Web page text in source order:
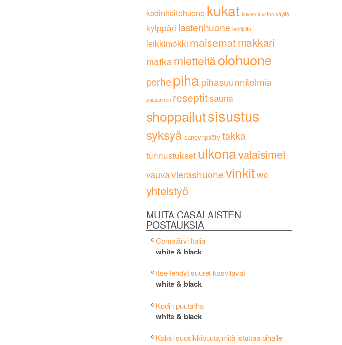
kodinhoitohuone kukat kuvien luvaton käyttö
kylppäri lastenhuone lehtijuttu
leikkimökki maisematmakkari
matkamietteitäolohuone
perhepihapihasuunnitelmia
pääsiäinen reseptitsauna
shoppailutsisustus
syksyä sängynpääty takka
tunnustukset ulkonavalaisimet
vauvavierashuonevinkitwc
yhteistyö
MUITA CASALAISTEN
POSTAUKSIA
Comojärvi Italia
white & black
Itse tehdyt suuret kasvilavat
white & black
Kodin puutarha
white & black
Kaksi suosikkipuuta mitä istuttaa pihalle